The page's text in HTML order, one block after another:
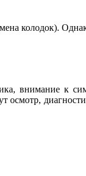
колодок).
внимание к